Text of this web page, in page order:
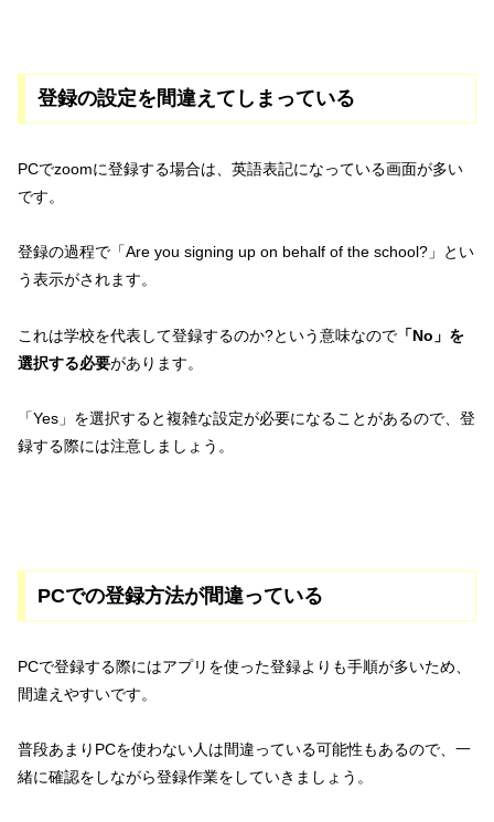
登録の設定を間違えてしまっている
PCでzoomに登録する場合は、英語表記になっている画面が多い
です。
登録の過程で「Are you signing up on behalf of the school?」とい
う表示がされます。
これは学校を代表して登録するのか?という意味なので 「No」を
選択する必要があります。
「Yes」を選択すると複雑な設定が必要になることがあるので、登
録する際には注意しましょう。
PCでの登録方法が間違っている
PCで登録する際にはアプリを使った登録よりも手順が多いため、
間違えやすいです。
普段あまりPCを使わない人は間違っている可能性もあるので、一
緒に確認をしながら登録作業をしていきましょう。